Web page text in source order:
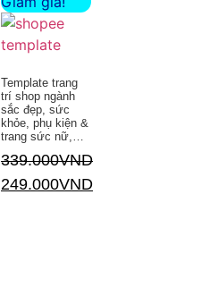
Template trang
trí shop ngành
sắc đẹp, sức
khỏe, phụ kiện &
trang sức nữ,…
339.000VND
249.000VND